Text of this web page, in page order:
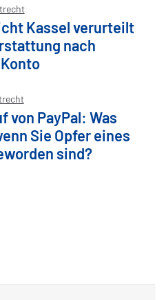
Kassel verurteilt
nach
von PayPal: Was
Sie Opfer eines
sind?